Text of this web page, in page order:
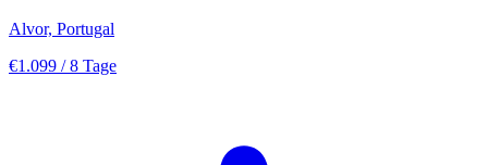
Alvor, Portugal
€1.099 / 8 Tage